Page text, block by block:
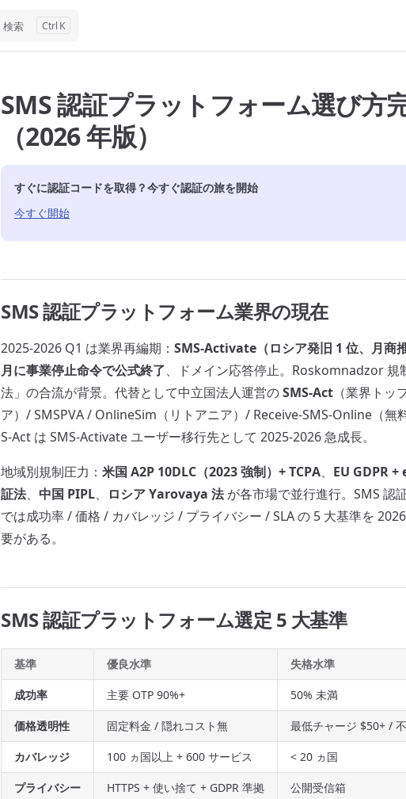
検索 K
SMS 認証プラットフォーム選び方
（2026 年版）
すぐに認証コードを取得？今すぐ認証の旅を開始
今すぐ開始
SMS 認証プラットフォーム業界の現在
2025-2026 Q1 は業界再編期： SMS-Activate（ロシア発旧 1 位、月商
月に事業停止命令で公式終了、ドメイン応答停止。Roskomnadzor 規
法」の合流が背景。代替として中立国法人運営のSMS-Act （業界ト
ア）/ SMSPVA / OnlineSim（リトアニア）/ Receive-SMS-Online（無
S-Act は SMS-Activate ユーザー移行先として 2025-2026 急成長。
地域別規制圧力： 米国 A2P 10DLC（2023 強制）+ TCPA、 EU GDPR
証法、 中国 PIPL、 ロシア Yarovaya 法が各市場で並行進行。SMS 認
では成功率 / 価格 / カバレッジ / プライバシー / SLA の 5 大基準を
要がある。
SMS 認証プラットフォーム選定 5 大基準
基準 優良水準 失格水準
成功率 主要 OTP 90%+ 50% 未満
価格透明性 固定料金 / 隠れコスト無 最低チャージ $50+ /
カバレッジ 100 ヵ国以上 + 600 サービス < 20 ヵ国
プライバシー HTTPS + 使い捨て + GDPR 準拠 公開受信箱